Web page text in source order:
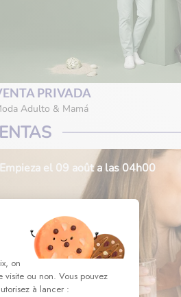
:
on
visite ou non. Vous pouvez
à lancer :
PRIVADA
Adulto & Mamá
Empieza el 09 août a las 04h00